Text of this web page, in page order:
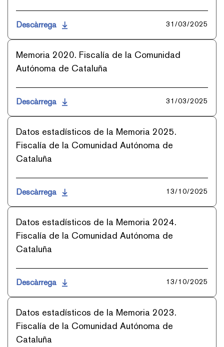
Descàrrega 31/03/2025
Memoria 2020. Fiscalía de la Comunidad
Autónoma de Cataluña
Descàrrega 31/03/2025
Datos estadísticos de la Memoria 2025.
Fiscalía de la Comunidad Autónoma de
Cataluña
Descàrrega 13/10/2025
Datos estadísticos de la Memoria 2024.
Fiscalía de la Comunidad Autónoma de
Cataluña
Descàrrega 13/10/2025
Datos estadísticos de la Memoria 2023.
Fiscalía de la Comunidad Autónoma de
Cataluña